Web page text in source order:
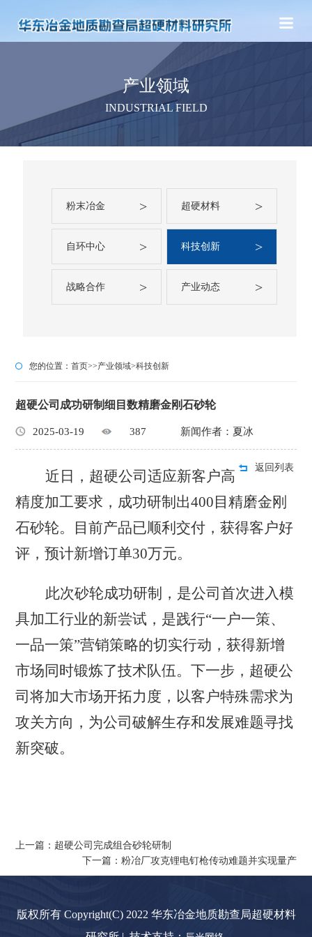
产业领域
INDUSTRIAL FIELD
粉末冶金 > 超硬材料 >
自环中心 > 科技创新 >
战略合作 > 产业动态 >
您的位置：首页>>产业领域>科技创新
超硬公司成功研制细目数精磨金刚石砂轮
2025-03-19 387 新闻作者：夏冰
返回列表
近日，超硬公司适应新客户高
精度加工要求，成功研制出400目精磨金刚
石砂轮。目前产品已顺利交付，获得客户好
评，预计新增订单30万元。
此次砂轮成功研制，是公司首次进入模
具加工行业的新尝试，是践行“一户一策、
一品一策”营销策略的切实行动，获得新增
市场同时锻炼了技术队伍。下一步 ，超硬公
司将加大市场开拓力度，以客户特殊需求为
攻关方向，为公司破解生存和发展难题寻找
新突破。
上一篇：超硬公司完成组合砂轮研制
下一篇：粉冶厂攻克锂电钉枪传动难题并实现量产
版权所有 Copyright(C) 2022 华东冶金地质勘查局超硬材料